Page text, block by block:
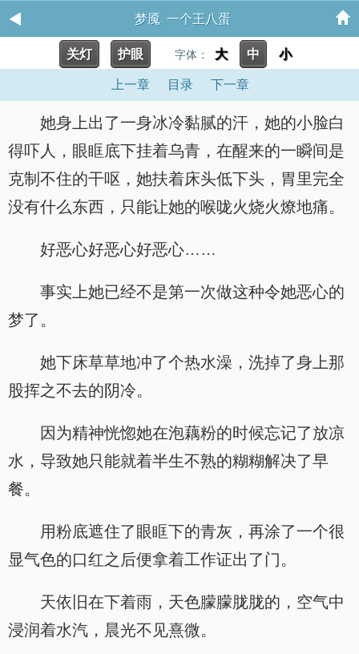
梦魇 一个王八蛋
关灯 护眼 字体： 大 中 小
上一章 目录 下一章
她身上出了一身冰冷黏腻的汗，她的小脸白
得吓人，眼眶底下挂着乌青，在醒来的一瞬间是
克制不住的干呕，她扶着床头低下头，胃里完全
没有什么东西，只能让她的喉咙火烧火燎地痛。
好恶心好恶心好恶心……
事实上她已经不是第一次做这种令她恶心的
梦了。
她下床草草地冲了个热水澡，洗掉了身上那
股挥之不去的阴冷。
因为精神恍惚她在泡藕粉的时候忘记了放凉
水，导致她只能就着半生不熟的糊糊解决了早
餐。
用粉底遮住了眼眶下的青灰，再涂了一个很
显气色的口红之后便拿着工作证出了门。
天依旧在下着雨，天色朦朦胧胧的，空气中
浸润着水汽，晨光不见熹微。